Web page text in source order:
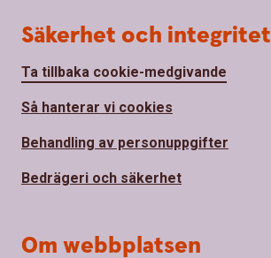
Säkerhet och integritet
Ta tillbaka cookie-medgivande
Så hanterar vi cookies
Behandling av personuppgifter
Bedrägeri och säkerhet
Om webbplatsen